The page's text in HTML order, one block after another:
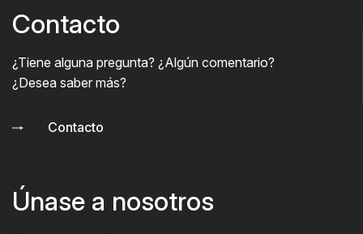
Contacto
¿Tiene alguna pregunta? ¿Algún comentario?
¿Desea saber más?
Contacto
Únase a nosotros